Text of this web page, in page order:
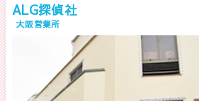
ALG探偵社
大阪営業所